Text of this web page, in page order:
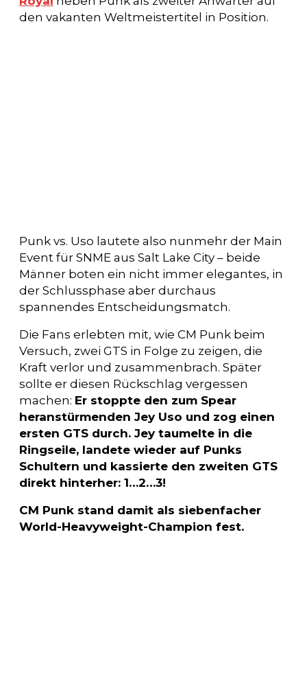
den vakanten Weltmeistertitel in Position.
Punk vs. Uso lautete also nunmehr der Main
Event für SNME aus Salt Lake City – beide
Männer boten ein nicht immer elegantes, in
der Schlussphase aber durchaus
spannendes Entscheidungsmatch.
Die Fans erlebten mit, wie CM Punk beim
Versuch, zwei GTS in Folge zu zeigen, die
Kraft verlor und zusammenbrach. Später
sollte er diesen Rückschlag vergessen
machen: Er stoppte den zum Spear
heranstürmenden Jey Uso und zog einen
ersten GTS durch. Jey taumelte in die
Ringseile, landete wieder auf Punks
Schultern und kassierte den zweiten GTS
direkt hinterher: 1…2…3!
CM Punk stand damit als siebenfacher
World-Heavyweight-Champion fest.